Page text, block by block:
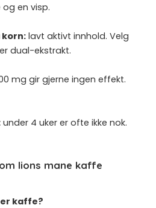
en visp.
lavt aktivt innhold. Velg
dual-ekstrakt.
mg gir gjerne ingen effekt.
under 4 uker er ofte ikke nok.
lions mane kaffe
kaffe?